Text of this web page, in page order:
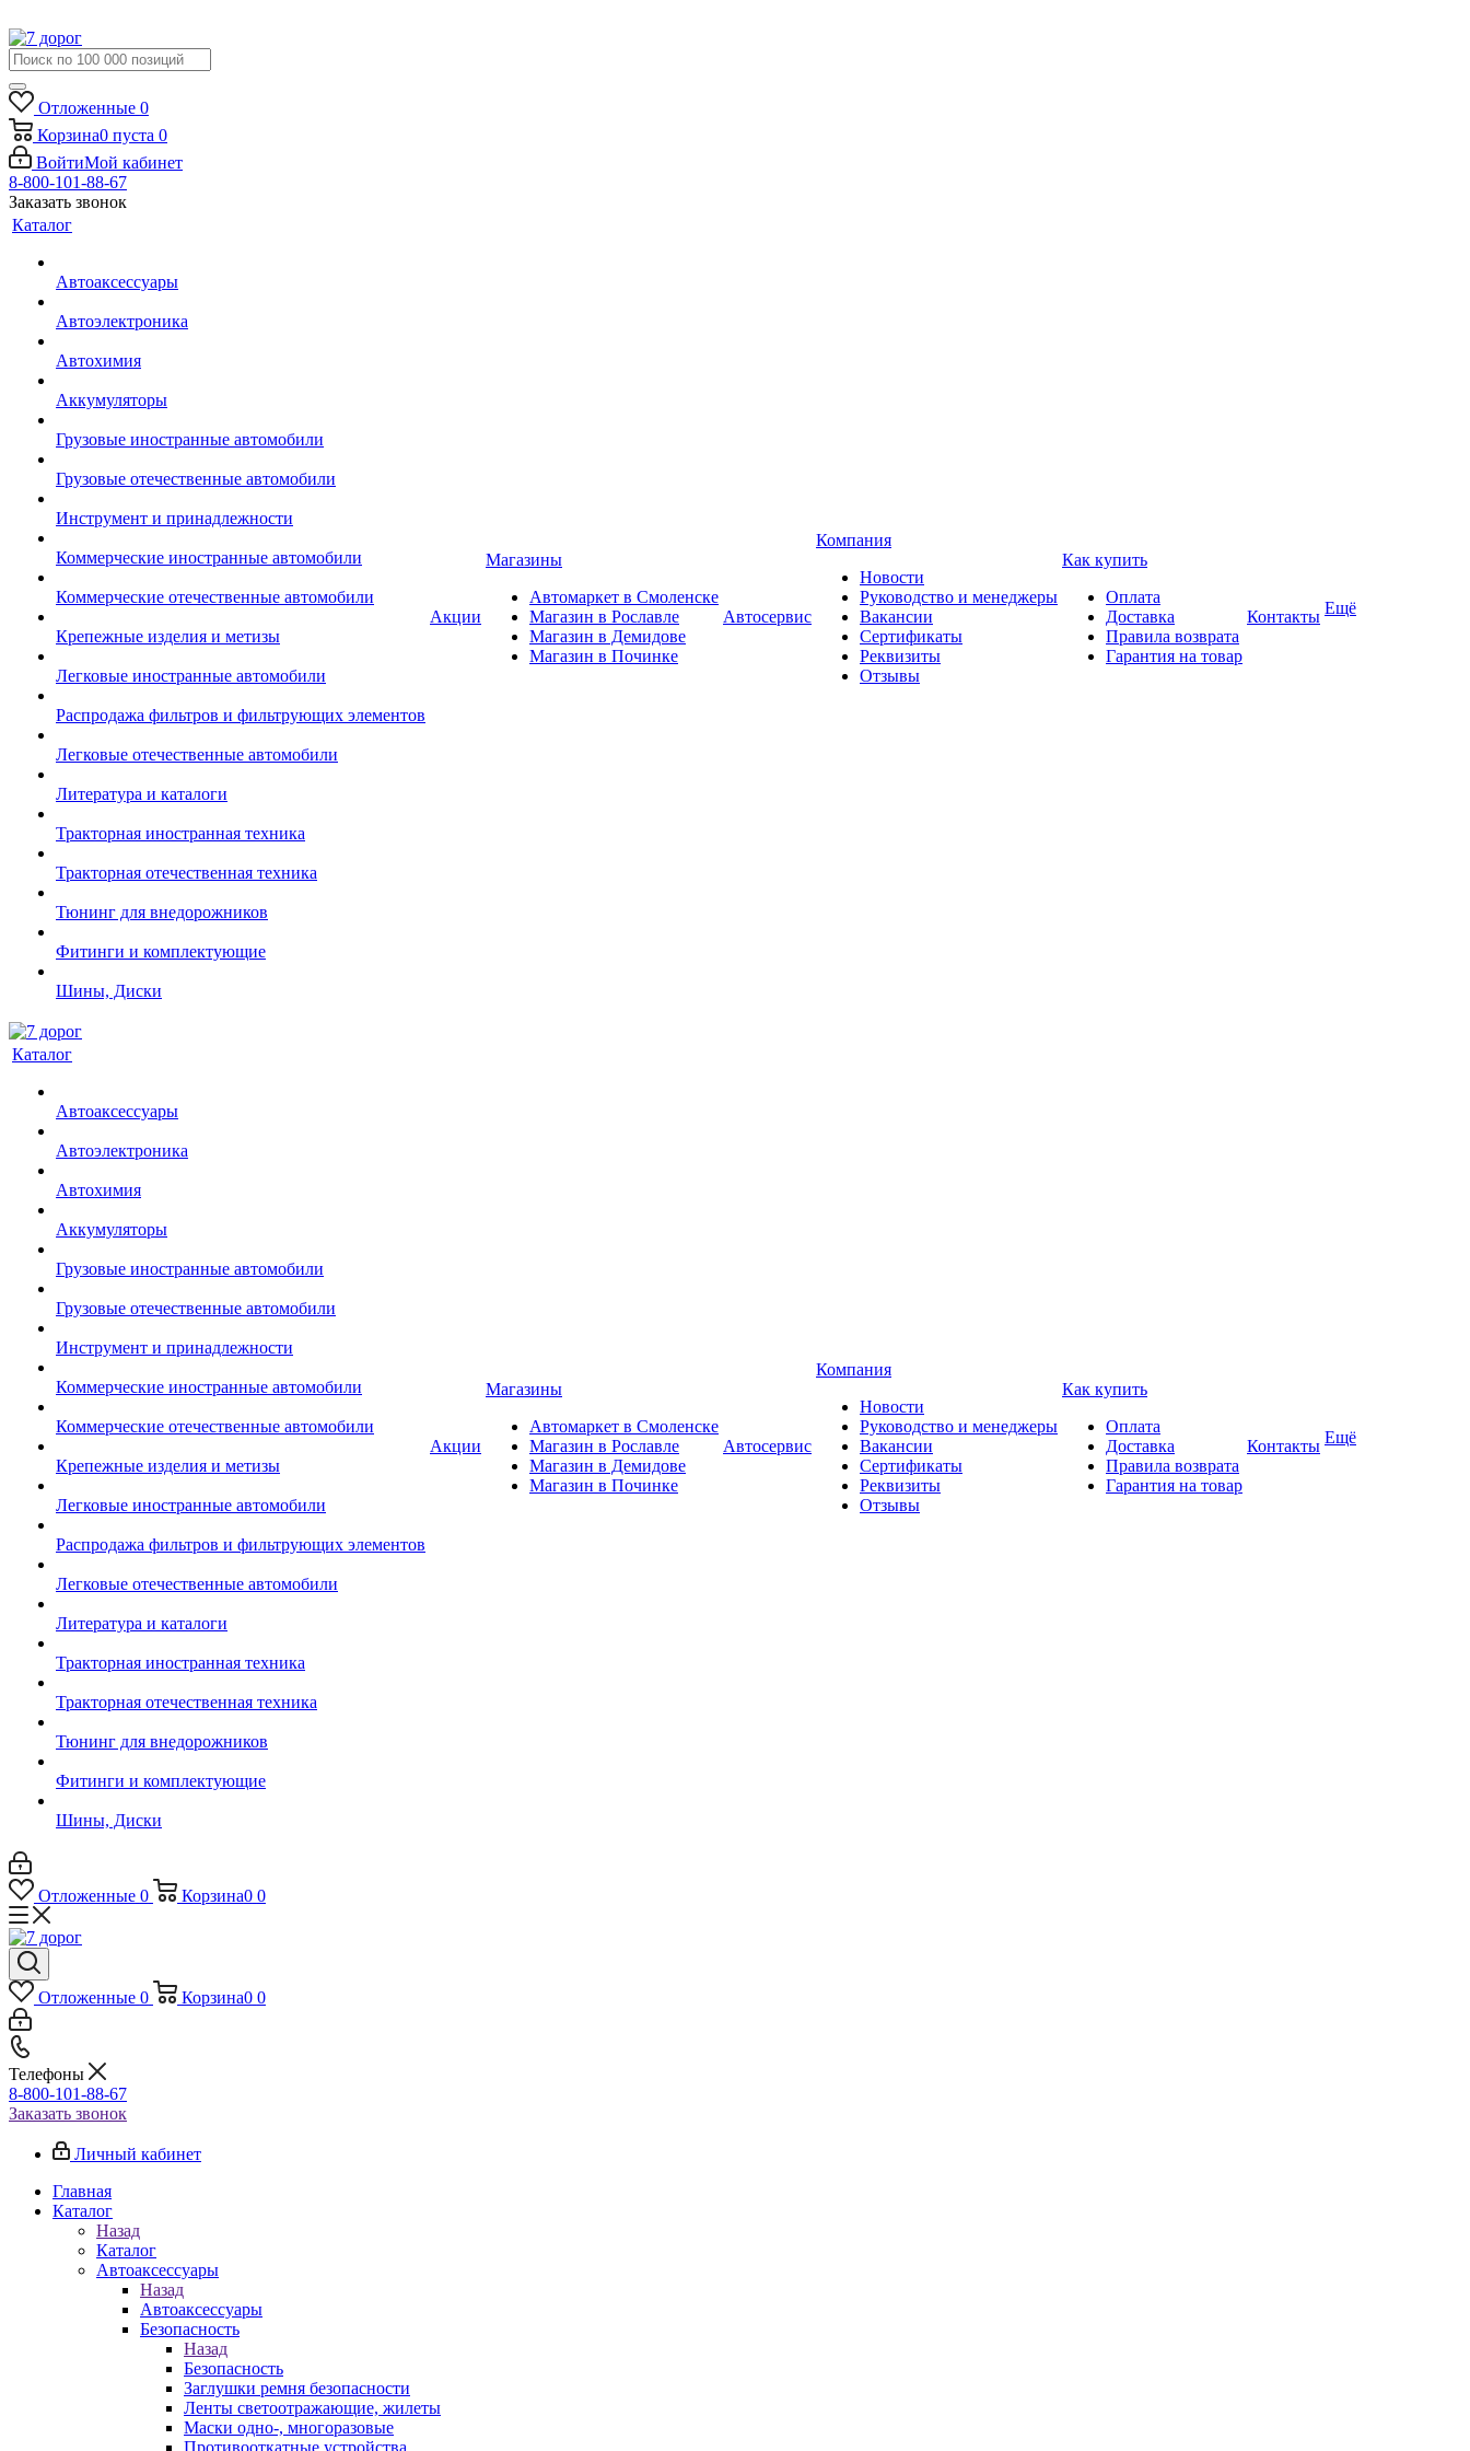
Отложенные 0
Корзина0 пуста 0
ВойтиМой кабинет
8-800-101-88-67
Заказать звонок
Каталог
Автоаксессуары
Автоэлектроника
Автохимия
Аккумуляторы
Грузовые иностранные автомобили
Грузовые отечественные автомобили
Инструмент и принадлежности
Коммерческие иностранные автомобили
Коммерческие отечественные автомобили
Крепежные изделия и метизы
Легковые иностранные автомобили
Распродажа фильтров и фильтрующих элементов
Легковые отечественные автомобили
Литература и каталоги
Тракторная иностранная техника
Тракторная отечественная техника
Тюнинг для внедорожников
Фитинги и комплектующие
Шины, Диски
Акции
Магазины
Автомаркет в Смоленске
Магазин в Рославле
Магазин в Демидове
Магазин в Починке
Автосервис
Компания
Новости
Руководство и менеджеры
Вакансии
Сертификаты
Реквизиты
Отзывы
Как купить
Оплата
Доставка
Правила возврата
Гарантия на товар
Контакты Ещё
Каталог
Автоаксессуары
Автоэлектроника
Автохимия
Аккумуляторы
Грузовые иностранные автомобили
Грузовые отечественные автомобили
Инструмент и принадлежности
Коммерческие иностранные автомобили
Коммерческие отечественные автомобили
Крепежные изделия и метизы
Легковые иностранные автомобили
Распродажа фильтров и фильтрующих элементов
Легковые отечественные автомобили
Литература и каталоги
Тракторная иностранная техника
Тракторная отечественная техника
Тюнинг для внедорожников
Фитинги и комплектующие
Шины, Диски
Акции
Магазины
Автомаркет в Смоленске
Магазин в Рославле
Магазин в Демидове
Магазин в Починке
Автосервис
Компания
Новости
Руководство и менеджеры
Вакансии
Сертификаты
Реквизиты
Отзывы
Как купить
Оплата
Доставка
Правила возврата
Гарантия на товар
Контакты Ещё
Отложенные 0 Корзина0 0
Отложенные 0 Корзина0 0
Телефоны
8-800-101-88-67
Заказать звонок
Личный кабинет
Главная
Каталог
Назад
Каталог
Автоаксессуары
Назад
Автоаксессуары
Безопасность
Назад
Безопасность
Заглушки ремня безопасности
Ленты светоотражающие, жилеты
Маски одно-, многоразовые
Противооткатные устройства